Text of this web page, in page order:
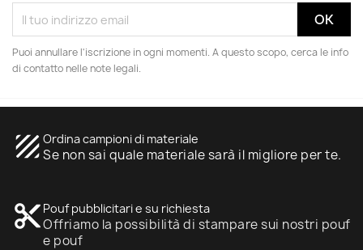
Puoi annullare l'iscrizione in ogni momenti. A questo scopo, cerca le info
di contatto nelle note legali.
texture Ordina campioni di materiale
Se non sai quale materiale sarà il migliore per te.
content_cut Pouf pubblicitari e su richiesta
Offriamo la possibilità di stampare sui nostri pouf
e pouf